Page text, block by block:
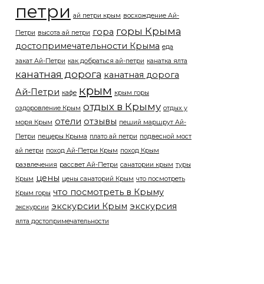
петри ай петри крым восхождение Ай-
Петри высота ай петри гора горы Крыма
достопримечательности Крыма еда
закат Ай-Петри как добраться ай-петри канатка ялта
канатная дорога канатная дорога
Ай-Петри кафе крым крым горы
оздоровление Крым отдых в Крыму отдых у
моря Крым отели отзывы пеший маршрут Ай-
Петри пещеры Крыма плато ай петри подвесной мост
ай петри поход Ай-Петри Крым поход Крым
развлечения рассвет Ай-Петри санатории крым туры
Крым цены цены санаторий Крым что посмотреть
Крым горы что посмотреть в Крыму
экскурсии экскурсии Крым экскурсия
ялта достопримечательности